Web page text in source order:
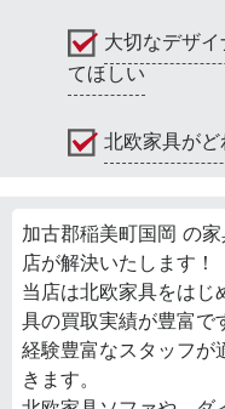
大切なデザ
てほしい
北欧家具がど
加古郡稲美町国岡 の
店が解決いたします！
当店は北欧家具をはじ
具の買取実績が豊富で
経験豊富なスタッフが
きます。